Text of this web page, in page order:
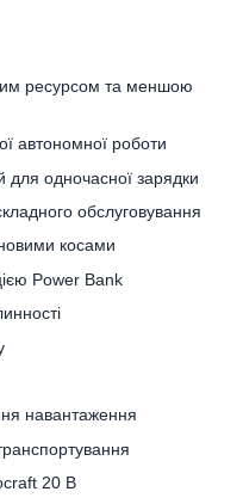
ресурсом та меншою
автономної роботи
для одночасної зарядки
обслуговування
косами
Power Bank
навантаження
20 В